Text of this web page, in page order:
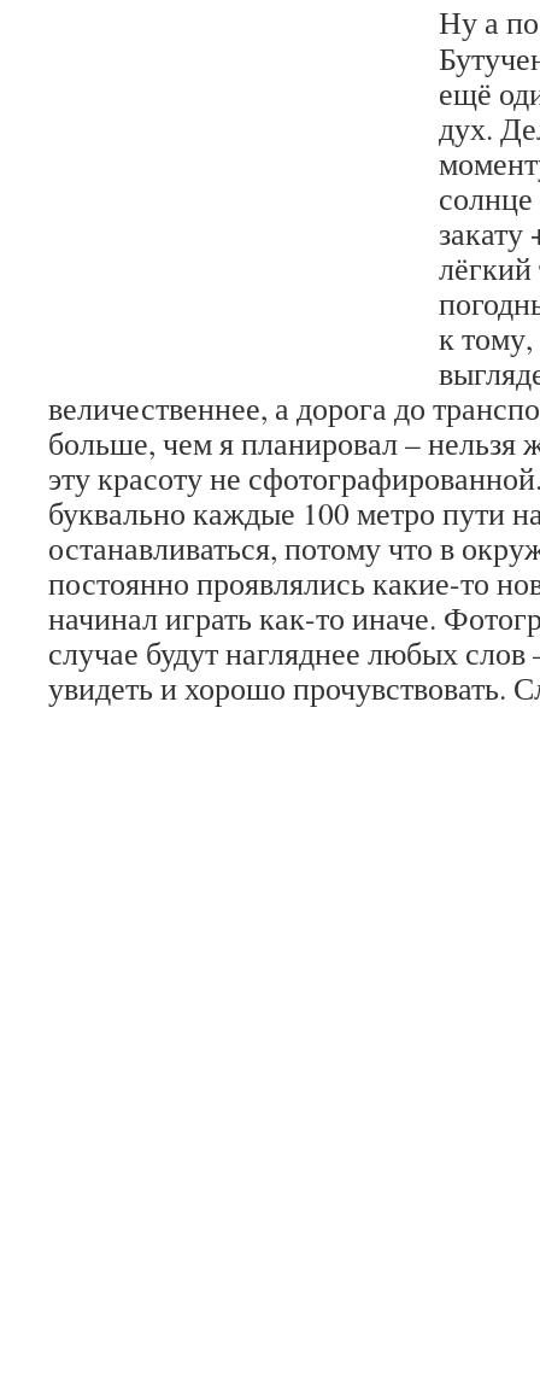
Ну а
ещё
дух.
закату
к тому,
величественнее, а дорога до
больше, чем я планировал – нельзя
эту красоту не
буквально каждые 100 метро пути
останавливаться, потому что в
постоянно проявлялись какие-то
начинал играть как-то иначе.
случае будут нагляднее любых слов
увидеть и хорошо прочувствовать.